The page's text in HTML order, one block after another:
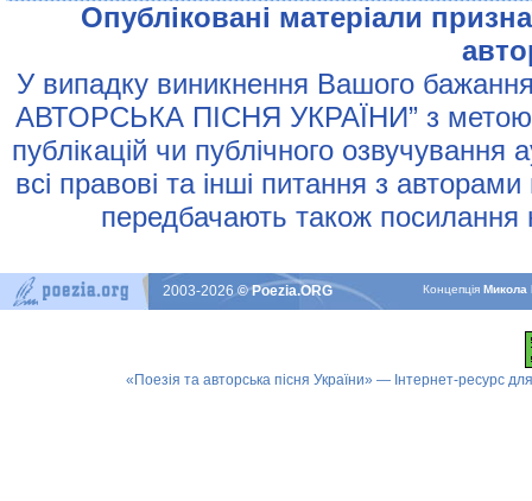
Опублiкованi матерiали
У випадку виникнення Вашого
АВТОРСЬКА ПIСНЯ УКРАЇНИ” з метою
публiкацiй чи публiчного
всi правовi та iншi питання з
передбачають також
КонцепцiяМикола
2003-2026© Poezia.ORG
«Поезія та авторська пісня України» — Інтернет-ресурс